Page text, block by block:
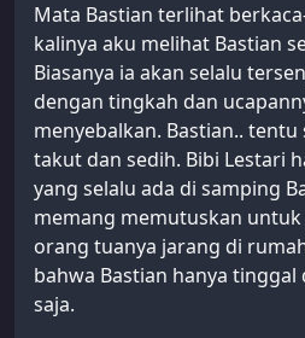
Mata Bastian terlihat
kalinya aku melihat Bastian
Biasanya ia akan selalu
dengan tingkah dan
menyebalkan. Bastian..
takut dan sedih. Bibi Lestari
yang selalu ada di samping
memang memutuskan
orang tuanya jarang di
bahwa Bastian hanya tinggal
saja.